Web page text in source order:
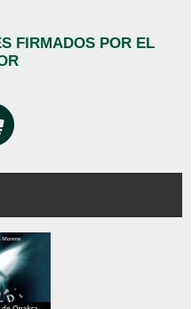
FIRMADOS POR EL